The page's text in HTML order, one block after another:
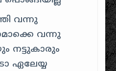
വന്നു
വന്നു
നട്ടുകാരും
ഏലേയ്യ